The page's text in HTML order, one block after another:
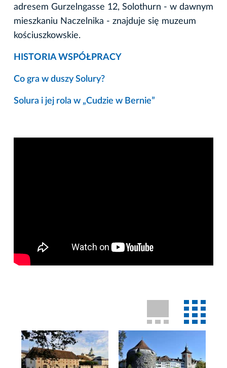
adresem Gurzelngasse 12, Solothurn - w dawnym
mieszkaniu Naczelnika - znajduje się muzeum
kościuszkowskie.
HISTORIA WSPÓŁPRACY
Co gra w duszy Solury?
Solura i jej rola w „Cudzie w Bernie”